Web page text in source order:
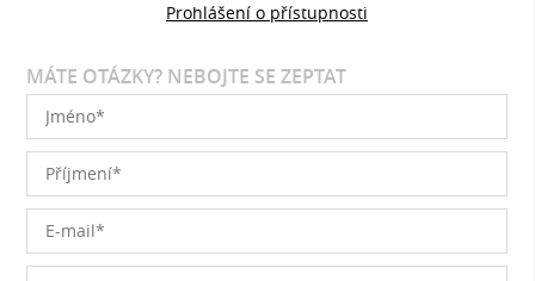
Prohlášení o přístupnosti
MÁTE OTÁZKY? NEBOJTE SE ZEPTAT